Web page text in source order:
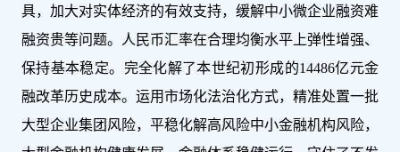
具，加大对实体经济的有效支持，缓解中小微企业融资难
融资贵等问题。人民币汇率在合理均衡水平上弹性增强、
保持基本稳定。完全化解了本世纪初形成的14486亿元金
融改革历史成本。运用市场化法治化方式，精准处置一批
大型企业集团风险，平稳化解高风险中小金融机构风险，